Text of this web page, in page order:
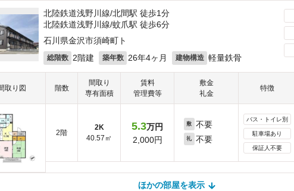
北陸鉄道浅野川線/北間駅 徒歩1分
北陸鉄道浅野川線/蚊爪駅 徒歩6分
石川県金沢市須崎町ト
総階数 2階建 築年数 26年4ヶ月 建物構造 軽量鉄骨
取り図 階数
間取り
専有面積
賃料
管理費等
敷金
礼金
特徴
2階
2K
40.57㎡
5.3万円
2,000円
敷 不要
礼 不要
バス・トイレ別
駐車場あり
保証人不要
ほかの部屋を表示